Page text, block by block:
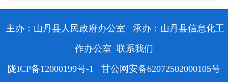
主办：山丹县人民政府办公室
承办：山丹县信息化工
作办公室 联系我们
陇ICP备12000199号-1
甘公网安备62072502000105号